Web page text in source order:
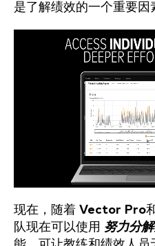
是了解绩效的一个重要因
现在，随着 Vector Pro
队现在可以使用 努力分解